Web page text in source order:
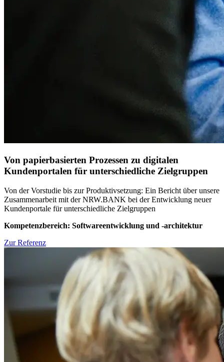
Von papierbasierten Prozessen zu digitalen
Kundenportalen für unterschiedliche Zielgruppen
Von der Vorstudie bis zur Produktivsetzung: Ein Bericht über unsere
Zusammenarbeit mit der NRW.BANK bei der Entwicklung neuer
Kundenportale für unterschiedliche Zielgruppen
Kompetenzbereich: Softwareentwicklung und -architektur
Zur Referenz